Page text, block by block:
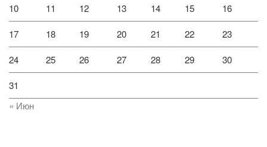
10 11 12 13 14 15 16
17 18 19 20 21 22 23
24 25 26 27 28 29 30
31
« Июн